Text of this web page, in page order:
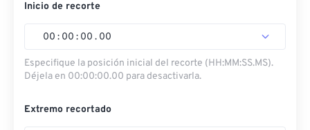
Inicio de recorte
00 : 00 : 00 . 00
Especifique la posición inicial del recorte (HH:MM:SS.MS).
Déjela en 00:00:00.00 para desactivarla.
Extremo recortado